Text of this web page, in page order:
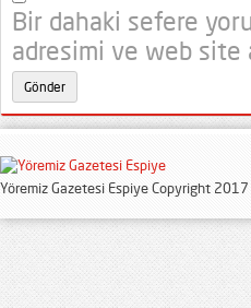
Bir dahaki sefere
adresimi ve web site
Yöremiz Gazetesi Espiye Copyright